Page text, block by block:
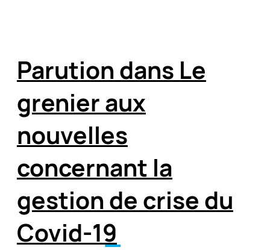
Parution dans Le
grenier aux
nouvelles
concernant la
gestion de crise du
Covid-19